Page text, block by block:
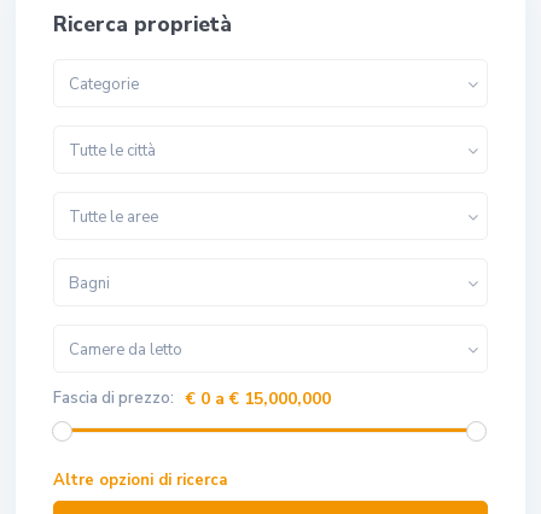
Ricerca proprietà
Categorie
Tutte le città
Tutte le aree
Bagni
Camere da letto
Fascia di prezzo: € 0 a € 15,000,000
Altre opzioni di ricerca